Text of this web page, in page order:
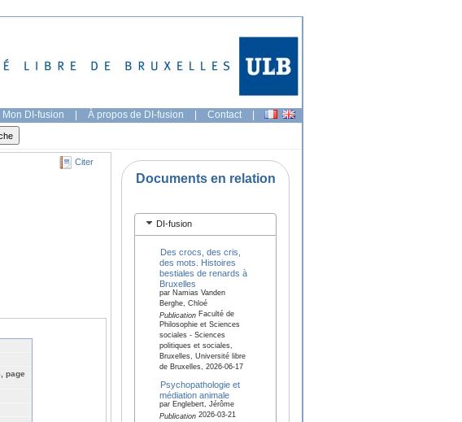
Mon DI-fusion | À propos de DI-fusion | Contact |
Citer
page
Documents en relation
DI-fusion
Des crocs, des cris,
des mots. Histoires
bestiales de renards à
Bruxelles
par Namias Vanden
Berghe, Chloé
PublicationFaculté de
Philosophie et Sciences
sociales - Sciences
politiques et sociales,
Bruxelles, Université libre
de Bruxelles, 2026-06-17
Psychopathologie et
médiation animale
par Englebert, Jérôme
Publication2026-03-21